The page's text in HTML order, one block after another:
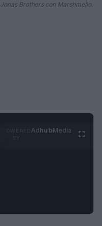
Brothers con Marshmello.
AdhubMedia